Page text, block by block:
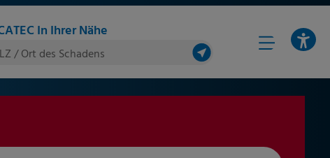
In Ihrer Nähe
/ Ort des Schadens